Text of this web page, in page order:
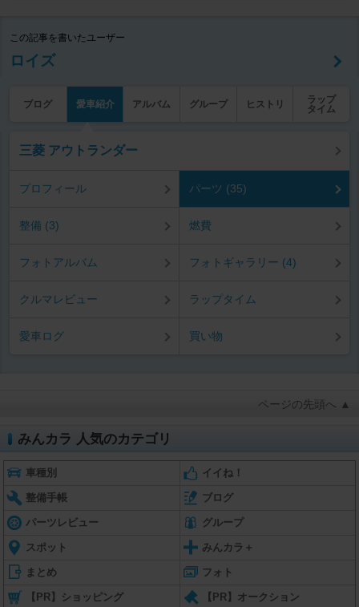
この記事を書いたユーザー
ロイズ
ブログ 愛車紹介 アルバム グループ ヒストリ
ラップ
タイム
三菱 アウトランダー
プロフィール パーツ (35)
整備 (3) 燃費
フォトアルバム フォトギャラリー (4)
クルマレビュー ラップタイム
愛車ログ 買い物
ページの先頭へ ▲
みんカラ 人気のカテゴリ
車種別 イイね！
整備手帳 ブログ
パーツレビュー グループ
スポット みんカラ＋
まとめ フォト
【PR】ショッピング 【PR】オークション